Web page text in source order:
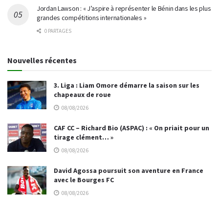
Jordan Lawson : « J’aspire à représenter le Bénin dans les plus
grandes compétitions internationales »
0 PARTAGES
Nouvelles récentes
3. Liga : Liam Omore démarre la saison sur les
chapeaux de roue
08/08/2026
CAF CC – Richard Bio (ASPAC) : « On priait pour un
tirage clément… »
08/08/2026
David Agossa poursuit son aventure en France
avec le Bourges FC
08/08/2026